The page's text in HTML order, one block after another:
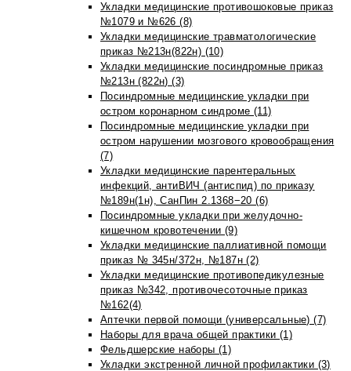
Укладки медицинские противошоковые приказ
№1079 и №626 (8)
Укладки медицинские травматологические
приказ №213н(822н) (10)
Укладки медицинские посиндромные приказ
№213н (822н) (3)
Посиндромные медицинские укладки при
остром коронарном синдроме (11)
Посиндромные медицинские укладки при
остром нарушении мозгового кровообращения
(7)
Укладки медицинские парентеральных
инфекций, антиВИЧ (антиспид) по приказу
№189н(1н), СанПин 2.1368−20 (6)
Посиндромные укладки при желудочно-
кишечном кровотечении (9)
Укладки медицинские паллиативной помощи
приказ № 345н/372н, №187н (2)
Укладки медицинские противопедикулезные
приказ №342, противочесоточные приказ
№162(4)
Аптечки первой помощи (универсальные) (7)
Наборы для врача общей практики (1)
Фельдшерские наборы (1)
Укладки экстренной личной профилактики (3)